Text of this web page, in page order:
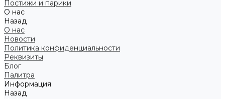
Постижи и парики
О нас
Назад
О нас
Новости
Политика конфиденциальности
Реквизиты
Блог
Палитра
Информация
Назад